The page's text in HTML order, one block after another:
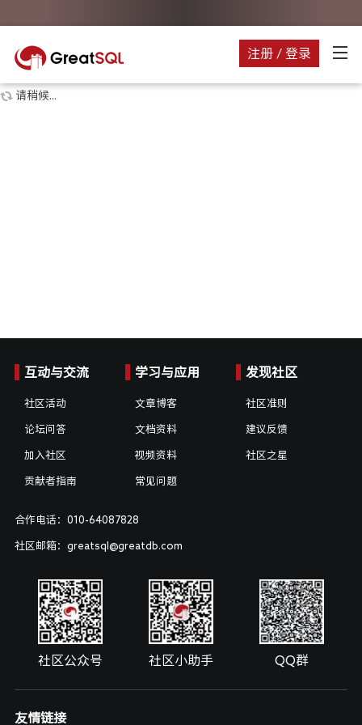
注册 / 登录
请稍候...
互动与交流
社区活动
论坛问答
加入社区
贡献者指南
学习与应用
文章博客
文档资料
视频资料
常见问题
发现社区
社区准则
建议反馈
社区之星
合作电话：010-64087828
社区邮箱：greatsql@greatdb.com
社区公众号 社区小助手 QQ群
友情链接